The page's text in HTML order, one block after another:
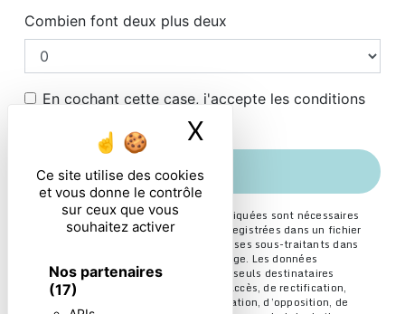
Ce site utilise des cookies
et vous donne le contrôle
sur ceux que vous
souhaitez activer
Nos partenaires
(17)
X
Combien font deux plus deux
En cochant cette case, j'accepte les conditions
particulières ci-dessous **
ENVOYER
** Les données personnelles communiquées sont nécessaires
aux fins de vous contacter et sont enregistrées dans un fichier
informatisé. Elles sont destinées à et ses sous-traitants dans
le seul but de répondre à votre message. Les données
collectées seront communiquées aux seuls destinataires
suivants: . Vous disposez de droits d’accès, de rectification,
d’effacement, de portabilité, de limitation, d’opposition, de